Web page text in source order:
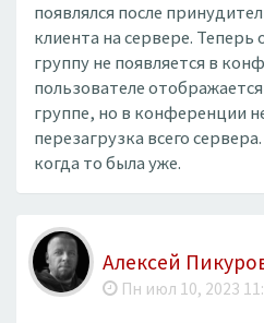
появлялся после
клиента на сервере. Теперь
группу не появляется в
пользователе
группе, но в конференции
перезагрузка всего
когда то была уже.
Алексей
Пн июл 10, 2023